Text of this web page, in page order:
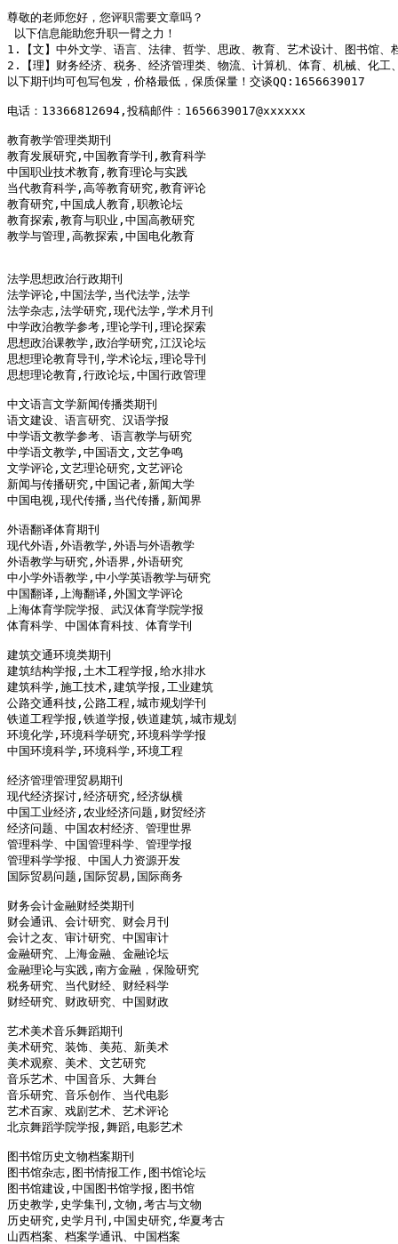
尊敬的老师您好，您评职需要文章吗？‍
以下信息能助您升职一臂之力！
1.【文】中外文学、语言、法律、哲学、思政、教育、艺术设计、图书馆
2.【理】财务经济、税务、经济管理类、物流、计算机、体育、机械、化工
以下期刊均可包写包发，价格最低，保质保量！交谈QQ:1656639017
电话：13366812694,投稿邮件：1656639017@xxxxxx
教育教学管理类期刊
教育发展研究,中国教育学刊,教育科学
中国职业技术教育,教育理论与实践
当代教育科学,高等教育研究,教育评论
教育研究,中国成人教育,职教论坛
教育探索,教育与职业,中国高教研究
教学与管理,高教探索,中国电化教育
法学思想政治行政期刊
法学评论,中国法学,当代法学,法学
法学杂志,法学研究,现代法学,学术月刊
中学政治教学参考,理论学刊,理论探索
思想政治课教学,政治学研究,江汉论坛
思想理论教育导刊,学术论坛,理论导刊
思想理论教育,行政论坛,中国行政管理
中文语言文学新闻传播类期刊
语文建设、语言研究、汉语学报
中学语文教学参考、语言教学与研究
中学语文教学,中国语文,文艺争鸣
文学评论,文艺理论研究,文艺评论
新闻与传播研究,中国记者,新闻大学
中国电视,现代传播,当代传播,新闻界
外语翻译体育期刊
现代外语,外语教学,外语与外语教学
外语教学与研究,外语界,外语研究
中小学外语教学,中小学英语教学与研究
中国翻译,上海翻译,外国文学评论
上海体育学院学报、武汉体育学院学报
体育科学、中国体育科技、体育学刊
建筑交通环境类期刊
建筑结构学报,土木工程学报,给水排水
建筑科学,施工技术,建筑学报,工业建筑
公路交通科技,公路工程,城市规划学刊
铁道工程学报,铁道学报,铁道建筑,城市规划
环境化学,环境科学研究,环境科学学报
中国环境科学,环境科学,环境工程
经济管理管理贸易期刊
现代经济探讨,经济研究,经济纵横
中国工业经济,农业经济问题,财贸经济
经济问题、中国农村经济、管理世界
管理科学、中国管理科学、管理学报
管理科学学报、中国人力资源开发
国际贸易问题,国际贸易,国际商务
财务会计金融财经类期刊
财会通讯、会计研究、财会月刊
会计之友、审计研究、中国审计
金融研究、上海金融、金融论坛
金融理论与实践,南方金融，保险研究
税务研究、当代财经、财经科学
财经研究、财政研究、中国财政
艺术美术音乐舞蹈期刊
美术研究、装饰、美苑、新美术
美术观察、美术、文艺研究
音乐艺术、中国音乐、大舞台
音乐研究、音乐创作、当代电影
艺术百家、戏剧艺术、艺术评论
北京舞蹈学院学报,舞蹈,电影艺术
图书馆历史文物档案期刊
图书馆杂志,图书情报工作,图书馆论坛
图书馆建设,中国图书馆学报,图书馆
历史教学,史学集刊,文物,考古与文物
历史研究,史学月刊,中国史研究,华夏考古
山西档案、档案学通讯、中国档案